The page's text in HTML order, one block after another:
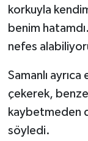
korkuyla
benim
nefes
Samanlı
çekerek,
kaybetmeden
söyledi.